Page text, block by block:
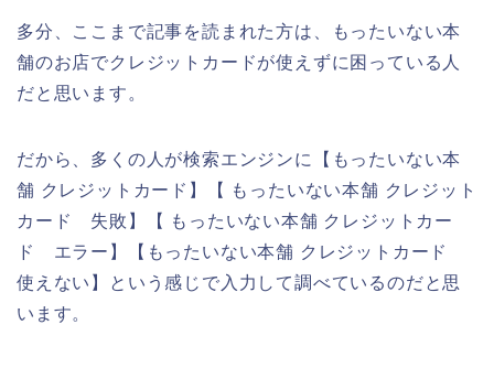
多分、ここまで記事を読まれた方は、もったいない本
舗のお店でクレジットカードが使えずに困っている人
だと思います。
だから、多くの人が検索エンジンに【もったいない本
舗 クレジットカード】【 もったいない本舗 クレジット
カード 失敗】【 もったいない本舗 クレジットカー
ド エラー】【もったいない本舗 クレジットカード
使えない】という感じで入力して調べているのだと思
います。